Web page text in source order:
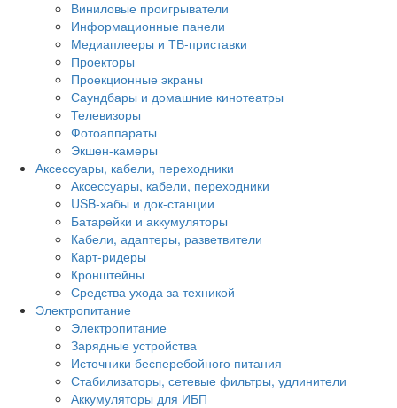
Виниловые проигрыватели
Информационные панели
Медиаплееры и ТВ-приставки
Проекторы
Проекционные экраны
Саундбары и домашние кинотеатры
Телевизоры
Фотоаппараты
Экшен-камеры
Аксессуары, кабели, переходники
Аксессуары, кабели, переходники
USB-хабы и док-станции
Батарейки и аккумуляторы
Кабели, адаптеры, разветвители
Карт-ридеры
Кронштейны
Средства ухода за техникой
Электропитание
Электропитание
Зарядные устройства
Источники бесперебойного питания
Стабилизаторы, сетевые фильтры, удлинители
Аккумуляторы для ИБП